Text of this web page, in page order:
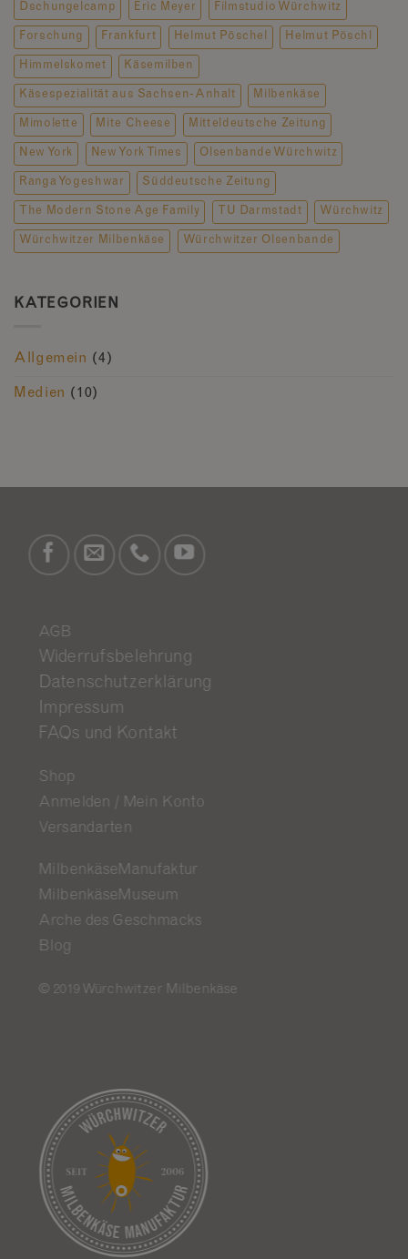
Dschungelcamp Eric Meyer Filmstudio Würchwitz
Forschung Frankfurt Helmut Pöschel Helmut Pöschl
Himmelskomet Käsemilben
Käsespezialität aus Sachsen-Anhalt Milbenkäse
Mimolette Mite Cheese Mitteldeutsche Zeitung
New York New York Times Olsenbande Würchwitz
Ranga Yogeshwar Süddeutsche Zeitung
The Modern Stone Age Family TU Darmstadt Würchwitz
Würchwitzer Milbenkäse Würchwitzer Olsenbande
KATEGORIEN
Allgemein (4)
Medien (10)
AGB
Widerrufsbelehrung
Datenschutzerklärung
Impressum
FAQs und Kontakt
Shop
Anmelden / Mein Konto
Versandarten
MilbenkäseManufaktur
MilbenkäseMuseum
Arche des Geschmacks
Blog
© 2019 Würchwitzer Milbenkäse